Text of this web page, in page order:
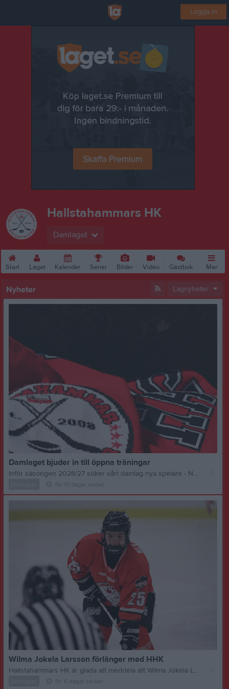
Logga in
Hallstahammars HK
Damlaget
Start Laget Kalender Serier Bilder Video Gästbok Mer
Nyheter Lagnyheter
Damlaget bjuder in till öppna träningar
Inför säsongen 2026/27 söker vårt damlag nya spelare - Nu har du chansen att bli en del av vår hockeyfamilj. Under vecka 37 anordnar damlaget tre öppna träningar i Swetex Arena, där intresserade spelare får möjlighet att bekanta sig med föreningen, laget och visa sina färdigheter. När? Måndag 7 september 19.30 - 20.30 Onsdag 9 september 19.30 - 20.30 Torsdag 10 september 20.45 - 21.45 Vad kan du förvänta dig? - En chans att visa upp dina färdigheter - Välorganiserade fys- och isträningar - Möjlighet att bli en del av ett lag med höga ambitioner Kontakt Tilda Sköld Huvudtränare 073-980 57 58 Hoppas vi ses under de öppna träningarna!
Wilma Jokela Larsson förlänger med HHK
Hallstahammars HK är glada att meddela att Wilma Jokela Larsson har skrivit på ett nytt avtal över säsongen 2026/27. Den 18-åriga backen kom till Hallstahammars HK inför den gångna säsongen från Eskilstuna Linden och hon spelade samtliga matcher i såväl grundserien som fortsättningsserien. Wilma berättar om vilka som var de avgörande faktorerna till att hon stannar ytterligare en säsong: - Jag trivdes väldigt bra under mitt första år här. Det är ett härligt gäng, en bra miljö och jag känner att vi kan fortsätta utvecklas tillsammans. Vad har du för förväntningar på dig själv inför kommande säsong? - Jag vill fortsätta utvecklas som spelare, vara stabil i det defensiva spelet och bidra ännu mer till lagets framgång. Tilda Sköld, huvudtränare, kommenterar: - Wilma är fysisk i sitt spel, jobbar hårt och tar till sig det vi vill få ut. Det ska bli kul att fortsätta arbeta med henne även denna säsong.